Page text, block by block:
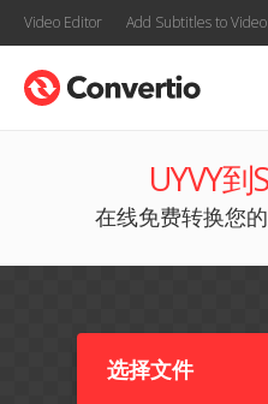
Video Editor Add Subtitles to Video
UYVY
在线免费转换您
选择文件